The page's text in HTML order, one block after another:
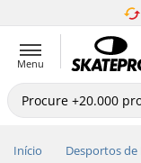
Menu
Início Desportos